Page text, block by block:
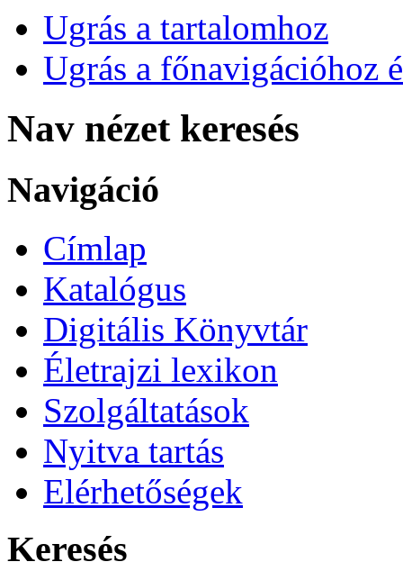
Ugrás a tartalomhoz
Ugrás a főnavigációhoz
Nav nézet keresés
Navigáció
Címlap
Katalógus
Digitális Könyvtár
Életrajzi lexikon
Szolgáltatások
Nyitva tartás
Elérhetőségek
Keresés